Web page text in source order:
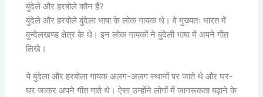
बुंदेले और हरबोले कौन हैं?
बुंदेले और हरबोले बुंदेला भाषा के लोक गायक थे। वे मुख्यतः भारत में
बुन्देलखण्ड क्षेत्र के थे। इन लोक गायकों ने बुंदेली भाषा में अपने गीत
लिखे।
ये बुंदेला और हरबोला गायक अलग-अलग स्थानों पर जाते थे और घर-
घर जाकर अपने गीत गाते थे। ऐसा उन्होंने लोगों में जागरूकता बढ़ाने के